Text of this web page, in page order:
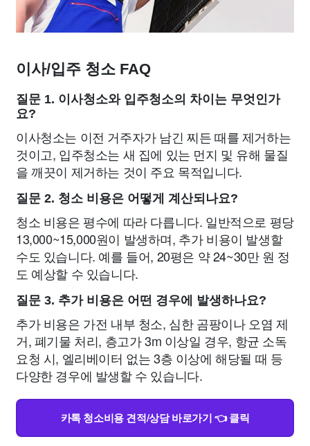
이사/입주 청소 FAQ
질문 1. 이사청소와 입주청소의 차이는 무엇인가
요?
이사청소는 이전 거주자가 남긴 찌든 때를 제거하는
것이고, 입주청소는 새 집에 있는 먼지 및 유해 물질
을 깨끗이 제거하는 것이 주요 목적입니다.
질문 2. 청소 비용은 어떻게 계산되나요?
청소 비용은 평수에 따라 다릅니다. 일반적으로 평당
13,000~15,000원이 발생하며, 추가 비용이 발생할
수도 있습니다. 예를 들어, 20평은 약 24~30만 원 정
도 예상할 수 있습니다.
질문 3. 추가 비용은 어떤 경우에 발생하나요?
추가 비용은 가전 내부 청소, 심한 곰팡이나 오염 제
거, 폐기물 처리, 층고가 3m 이상일 경우, 항균 소독
요청 시, 엘리베이터 없는 3층 이상에 해당될 때 등
다양한 경우에 발생할 수 있습니다.
카톡 청소비용 견적/상담 바로가기 👈 클릭